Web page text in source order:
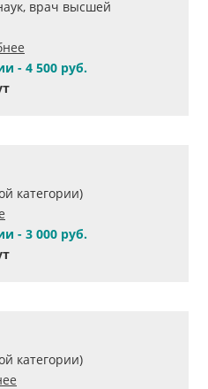
врач высшей
- 4 500 руб.
категории)
- 3 000 руб.
категории)